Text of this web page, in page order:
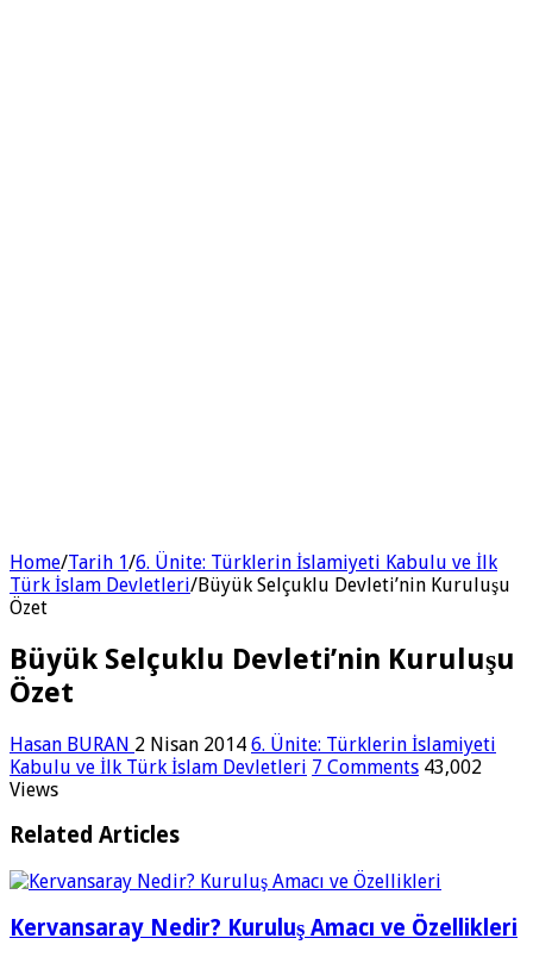
Home/Tarih 1/6. Ünite: Türklerin İslamiyeti Kabulu ve İlk
Türk İslam Devletleri/Büyük Selçuklu Devleti’nin Kuruluşu
Özet
Büyük Selçuklu Devleti’nin Kuruluşu
Özet
Hasan BURAN 2 Nisan 2014 6. Ünite: Türklerin İslamiyeti
Kabulu ve İlk Türk İslam Devletleri 7 Comments 43,002
Views
Related Articles
Kervansaray Nedir? Kuruluş Amacı ve Özellikleri